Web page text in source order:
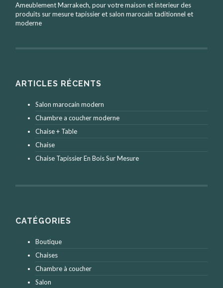
Ameublement Marrakech, pour votre maison et interieur des
produits sur mesure tapissier et salon marocain taditionnel et
moderne
ARTICLES RÉCENTS
Salon marocain modern
Chambre a coucher moderne
Chaise + Table
Chaise
Chaise Tapissier En Bois Sur Mesure
CATÉGORIES
Boutique
Chaises
Chambre à coucher
Salon